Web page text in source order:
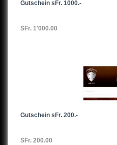
Gutschein sFr. 1000.-
SFr. 1'000.00
Gutschein sFr. 200.-
SFr. 200.00